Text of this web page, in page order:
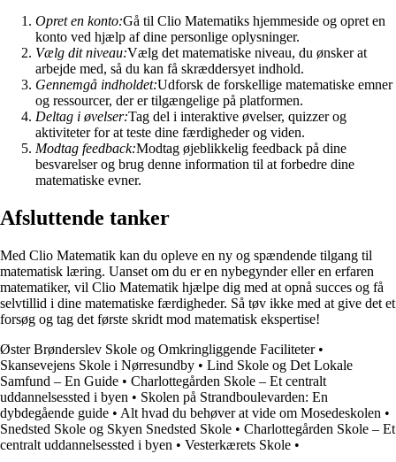
Opret en konto:Gå til Clio Matematiks hjemmeside og opret en
konto ved hjælp af dine personlige oplysninger.
Vælg dit niveau:Vælg det matematiske niveau, du ønsker at
arbejde med, så du kan få skræddersyet indhold.
Gennemgå indholdet:Udforsk de forskellige matematiske emner
og ressourcer, der er tilgængelige på platformen.
Deltag i øvelser:Tag del i interaktive øvelser, quizzer og
aktiviteter for at teste dine færdigheder og viden.
Modtag feedback:Modtag øjeblikkelig feedback på dine
besvarelser og brug denne information til at forbedre dine
matematiske evner.
Afsluttende tanker
Med Clio Matematik kan du opleve en ny og spændende tilgang til
matematisk læring. Uanset om du er en nybegynder eller en erfaren
matematiker, vil Clio Matematik hjælpe dig med at opnå succes og få
selvtillid i dine matematiske færdigheder. Så tøv ikke med at give det et
forsøg og tag det første skridt mod matematisk ekspertise!
Øster Brønderslev Skole og Omkringliggende Faciliteter•
Skansevejens Skole i Nørresundby • Lind Skole og Det Lokale
Samfund – En Guide • Charlottegården Skole – Et centralt
uddannelsessted i byen • Skolen på Strandboulevarden: En
dybdegående guide • Alt hvad du behøver at vide om Mosedeskolen •
Snedsted Skole og Skyen Snedsted Skole • Charlottegården Skole – Et
centralt uddannelsessted i byen • Vesterkærets Skole •